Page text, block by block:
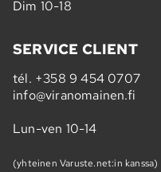
Dim 10-18
SERVICE CLIENT
tél. +358 9 454 0707
info@viranomainen.fi
Lun-ven 10-14
(yhteinen Varuste.net:in kanssa)